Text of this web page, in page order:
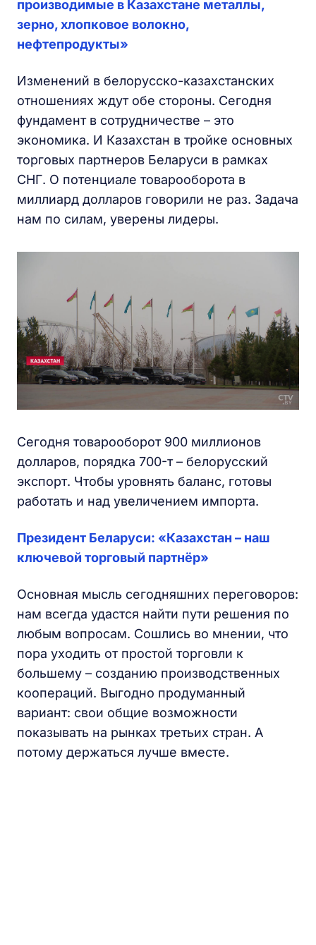
производимые в Казахстане металлы,
зерно, хлопковое волокно,
нефтепродукты»
Изменений в белорусско-казахстанских
отношениях ждут обе стороны. Сегодня
фундамент в сотрудничестве – это
экономика. И Казахстан в тройке основных
торговых партнеров Беларуси в рамках
СНГ. О потенциале товарооборота в
миллиард долларов говорили не раз. Задача
нам по силам, уверены лидеры.
Сегодня товарооборот 900 миллионов
долларов, порядка 700-т – белорусский
экспорт. Чтобы уровнять баланс, готовы
работать и над увеличением импорта.
Президент Беларуси: «Казахстан – наш
ключевой торговый партнёр»
Основная мысль сегодняшних переговоров:
нам всегда удастся найти пути решения по
любым вопросам. Сошлись во мнении, что
пора уходить от простой торговли к
большему – созданию производственных
коопераций. Выгодно продуманный
вариант: свои общие возможности
показывать на рынках третьих стран. А
потому держаться лучше вместе.